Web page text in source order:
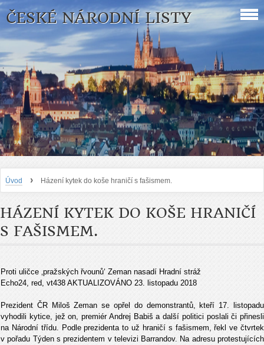
ČESKÉ NÁRODNÍ LISTY
Úvod › Házení kytek do koše hraničí s fašismem.
HÁZENÍ KYTEK DO KOŠE HRANIČÍ
S FAŠISMEM.
Proti uličce ‚pražských řvounů‘ Zeman nasadí Hradní stráž
Echo24, red, vt438 AKTUALIZOVÁNO 23. listopadu 2018
Prezident ČR Miloš Zeman se opřel do demonstrantů, kteří 17. listopadu
vyhodili kytice, jež on, premiér Andrej Babiš a další politici poslali či přinesli
na Národní třídu. Podle prezidenta to už hraničí s fašismem, řekl ve čtvrtek
v pořadu Týden s prezidentem v televizi Barrandov. Na adresu protestujících